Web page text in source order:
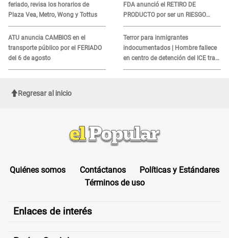
feriado, revisa los horarios de
Plaza Vea, Metro, Wong y Tottus
ATU anuncia CAMBIOS en el
transporte público por el FERIADO
del 6 de agosto
FDA anunció el RETIRO DE
PRODUCTO por ser un RIESGO
MORTAL para consumidores: ¿Cuál
es?
Terror para inmigrantes
indocumentados | Hombre fallece
en centro de detención del ICE tras
sufrir una "emergencia médica"
Regresar al inicio
Quiénes somos Contáctanos
Políticas y Estándares
Términos de uso
Enlaces de interés